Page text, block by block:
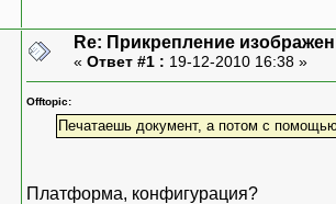
Re: Прикрепление
« Ответ #1 : 19-12-2010 16:38 »
Offtopic:
Печатаешь документ, а потом с
Платформа, конфигурация?